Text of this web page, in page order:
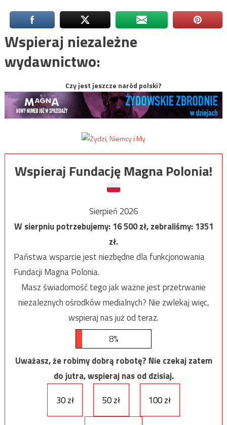
Wspieraj niezależne
wydawnictwo:
Czy jest jeszcze naród polski?
Wspieraj Fundację Magna Polonia!
Sierpień 2026
W sierpniu potrzebujemy:16 500zł, zebraliśmy:1351
zł.
Państwa wsparcie jest niezbędne dla funkcjonowania
Fundacji Magna Polonia.
Masz świadomość tego jak ważne jest przetrwanie
niezależnych ośrodków medialnych? Nie zwlekaj więc,
wspieraj nas już od teraz.
8%
Uważasz, że robimy dobrą robotę? Nie czekaj zatem
do jutra, wspieraj nas od dzisiaj.
30 zł
50 zł 100 zł